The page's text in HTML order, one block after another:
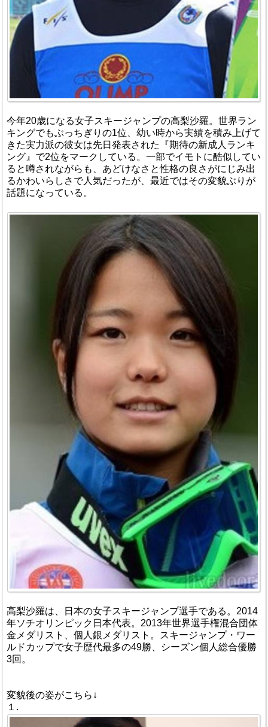
今年20歳になる女子スキージャンプの高梨沙羅。世界ラン
キングでもぶっちぎりの1位、幼い時から実績を積み上げて
きた実力派の彼女は先日発表された『期待の新成人ランキ
ング』で2位をマークしている。一部でイモトに酷似してい
ると噂されながらも、あどけなさと性格の良さがにじみ出
るかわいらしさで人気だったが、最近ではその変貌ぶりが
話題になっている。
高梨沙羅は、日本の女子スキージャンプ選手である。2014
年ソチオリンピック日本代表。2013年世界選手権混合団体
金メダリスト、個人銀メダリスト。スキージャンプ・ワー
ルドカップで女子歴代最多の49勝、シーズン個人総合優勝
3回。
変貌後の姿がこちら↓
１.